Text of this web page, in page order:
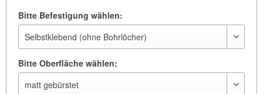
Bitte Befestigung wählen:
Bitte Oberfläche wählen: